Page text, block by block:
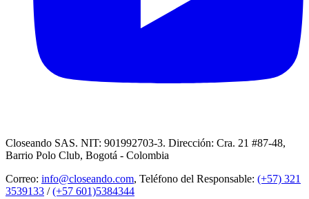
Closeando SAS. NIT: 901992703-3. Dirección: Cra. 21 #87-48,
Barrio Polo Club, Bogotá - Colombia
Correo: info@closeando.com, Teléfono del Responsable: (+57) 321
3539133 /(+57 601)5384344